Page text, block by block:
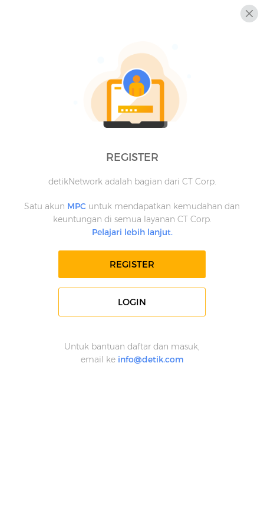
REGISTER
detikNetwork adalah bagian dari CT Corp.
Satu akun MPC untuk mendapatkan kemudahan dan
keuntungan di semua layanan CT Corp.
Pelajari lebih lanjut.
REGISTER
LOGIN
Untuk bantuan daftar dan masuk,
email ke info@detik.com